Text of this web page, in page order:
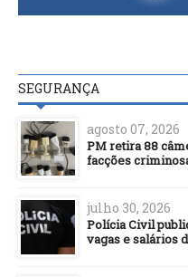
SEGURANÇA
agosto 07, 2026
PM retira 88
facções
julho 30, 2026
Polícia Civil
vagas e salários